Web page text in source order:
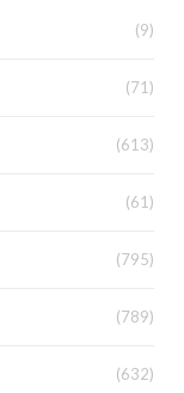
(9)
(71)
(613)
(61)
(795)
(789)
(632)